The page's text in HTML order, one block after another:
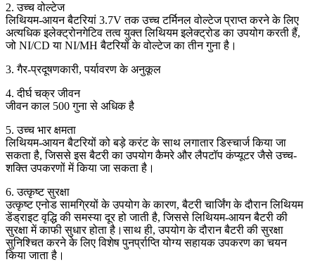
2. उच्च वोल्टेज
लिथियम-आयन बैटरियां 3.7V तक उच्च टर्मिनल वोल्टेज प्राप्त करने के लिए
अत्यधिक इलेक्ट्रोनगेटिव तत्व युक्त लिथियम इलेक्ट्रोड का उपयोग करती हैं,
जो NI/CD या NI/MH बैटरियों के वोल्टेज का तीन गुना है।
3. गैर-प्रदूषणकारी, पर्यावरण के अनुकूल
4. दीर्घ चक्र जीवन
जीवन काल 500 गुना से अधिक है
5. उच्च भार क्षमता
लिथियम-आयन बैटरियों को बड़े करंट के साथ लगातार डिस्चार्ज किया जा
सकता है, जिससे इस बैटरी का उपयोग कैमरे और लैपटॉप कंप्यूटर जैसे उच्च-
शक्ति उपकरणों में किया जा सकता है।
6. उत्कृष्ट सुरक्षा
उत्कृष्ट एनोड सामग्रियों के उपयोग के कारण, बैटरी चार्जिंग के दौरान लिथियम
डेंड्राइट वृद्धि की समस्या दूर हो जाती है, जिससे लिथियम-आयन बैटरी की
सुरक्षा में काफी सुधार होता है।साथ ही, उपयोग के दौरान बैटरी की सुरक्षा
सुनिश्चित करने के लिए विशेष पुनर्प्राप्ति योग्य सहायक उपकरण का चयन
किया जाता है।